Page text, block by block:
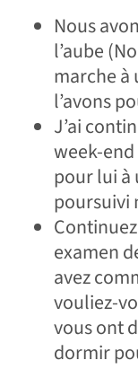
Nous
l’aube
marche à
l’avons
J’ai
week-
pour lui à
poursuivi
examen
avez
vouliez-
vous ont
dormir